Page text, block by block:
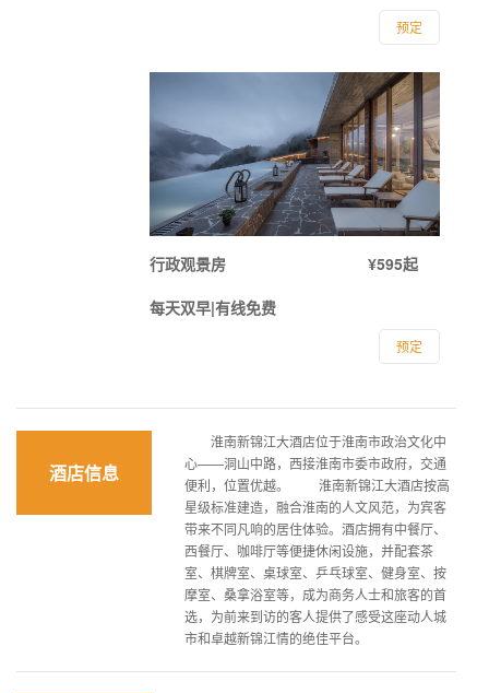
预定
行政观景房
¥595起
每天双早|有线免费
预定
酒店信息
淮南新锦江大酒店位于淮南市政治文化中
心——洞山中路，西接淮南市委市政府，交通
便利，位置优越。 淮南新锦江大酒店按高
星级标准建造，融合淮南的人文风范，为宾客
带来不同凡响的居住体验。酒店拥有中餐厅、
西餐厅、咖啡厅等便捷休闲设施，并配套茶
室、棋牌室、桌球室、乒乓球室、健身室、按
摩室、桑拿浴室等，成为商务人士和旅客的首
选，为前来到访的客人提供了感受这座动人城
市和卓越新锦江情的绝佳平台。